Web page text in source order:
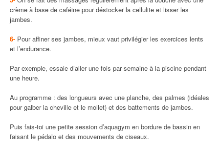
crème à base de caféine pour déstocker la cellulite et lisser les
jambes.
6- Pour affiner ses jambes, mieux vaut privilégier les exercices lents
et l’endurance.
Par exemple, essaie d’aller une fois par semaine à la piscine pendant
une heure.
Au programme : des longueurs avec une planche, des palmes (idéales
pour galber la cheville et le mollet) et des battements de jambes.
Puis fais-toi une petite session d’aquagym en bordure de bassin en
faisant le pédalo et des mouvements de ciseaux.